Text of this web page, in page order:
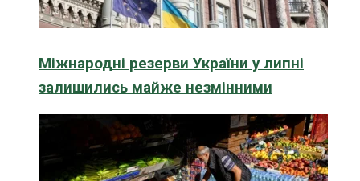
Міжнародні резерви України у липні
залишились майже незмінними